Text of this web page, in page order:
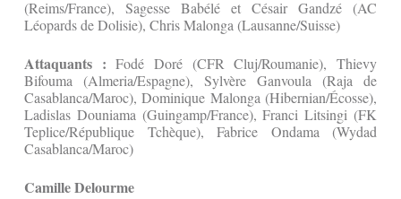
(Reims/France), Sagesse Babélé et Césair Gandzé (AC
Léopards de Dolisie), Chris Malonga (Lausanne/Suisse)
Attaquants : Fodé Doré (CFR Cluj/Roumanie), Thievy
Bifouma (Almeria/Espagne), Sylvère Ganvoula (Raja de
Casablanca/Maroc), Dominique Malonga (Hibernian/Écosse),
Ladislas Douniama (Guingamp/France), Franci Litsingi (FK
Teplice/République Tchèque), Fabrice Ondama (Wydad
Casablanca/Maroc)
Camille Delourme